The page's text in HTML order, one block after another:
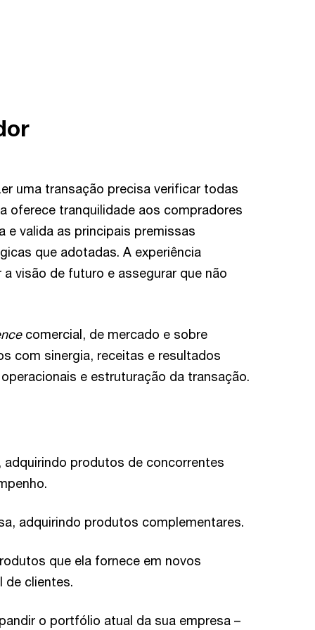
uma transação precisa verificar todas
oferece tranquilidade aos compradores
e valida as principais premissas
que adotadas. A experiência
visão de futuro e assegurar que não
comercial, de mercado e sobre
com sinergia, receitas e resultados
e estruturação da transação.
produtos de concorrentes
adquirindo produtos complementares.
que ela fornece em novos
de clientes.
o portfólio atual da sua empresa –